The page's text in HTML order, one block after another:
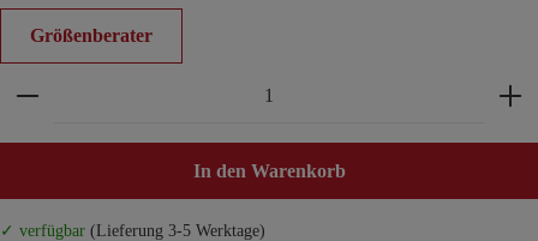
Größenberater
Produkt Anzahl: Gib den gewünschten Wert ein
In den Warenkorb
✓ verfügbar (Lieferung 3-5 Werktage)